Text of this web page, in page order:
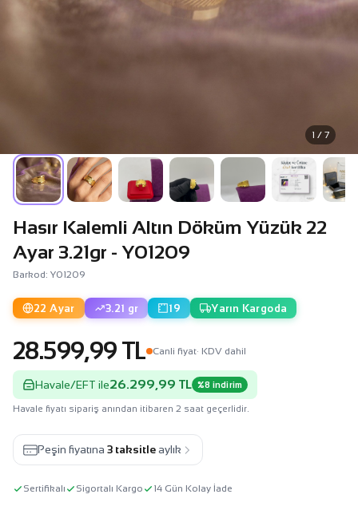
1 / 7
Hasır Kalemli Altın Döküm Yüzük 22
Ayar 3.21gr - Y01209
Barkod: Y01209
22 Ayar 3.21 gr 19 Yarın Kargoda
28.599,99 TL Canli fiyat· KDV dahil
Havale/EFT ile26.299,99 TL %8 indirim
Havale fiyatı sipariş anından itibaren 2 saat geçerlidir.
Peşin fiyatına 3 taksitle aylık
Sertifikalı Sigortalı Kargo 14 Gün Kolay İade